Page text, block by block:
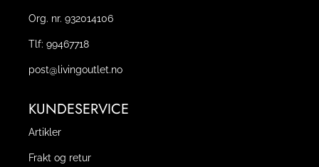
Org. nr. 932014106
Tlf: 99467718
post@livingoutlet.no
KUNDESERVICE
Artikler
Frakt og retur